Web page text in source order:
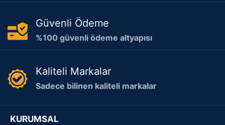
Güvenli Ödeme
%100 güvenli ödeme altyapısı
Kaliteli Markalar
Sadece bilinen kaliteli markalar
KURUMSAL